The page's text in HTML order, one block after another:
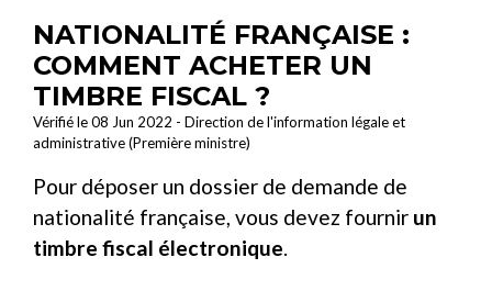
NATIONALITÉ FRANÇAISE :
COMMENT ACHETER UN
TIMBRE FISCAL ?
Vérifié le 08 Jun 2022 - Direction de l'information légale et
administrative (Première ministre)
Pour déposer un dossier de demande de
nationalité française, vous devez fournir un
timbre fiscal électronique.